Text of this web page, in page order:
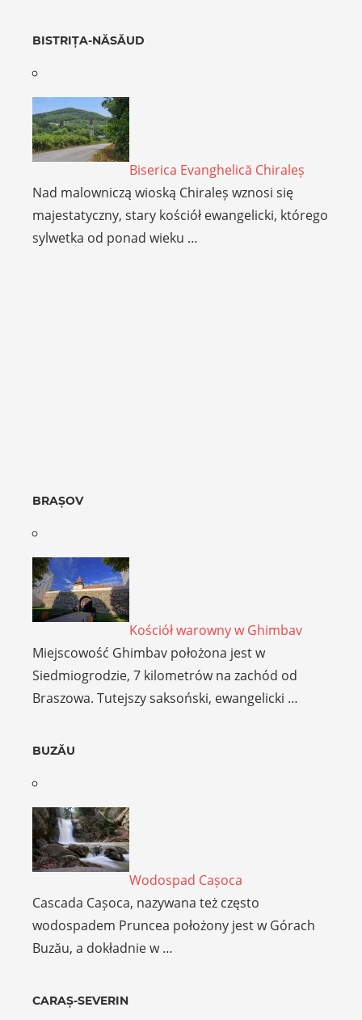
BISTRIȚA-NĂSĂUD
Biserica Evanghelică Chiraleș
Nad malowniczą wioską Chiraleș wznosi się
majestatyczny, stary kościół ewangelicki, którego
sylwetka od ponad wieku …
BRAȘOV
Kościół warowny w Ghimbav
Miejscowość Ghimbav położona jest w
Siedmiogrodzie, 7 kilometrów na zachód od
Braszowa. Tutejszy saksoński, ewangelicki …
BUZĂU
Wodospad Cașoca
Cascada Cașoca, nazywana też często
wodospadem Pruncea położony jest w Górach
Buzău, a dokładnie w …
CARAȘ-SEVERIN